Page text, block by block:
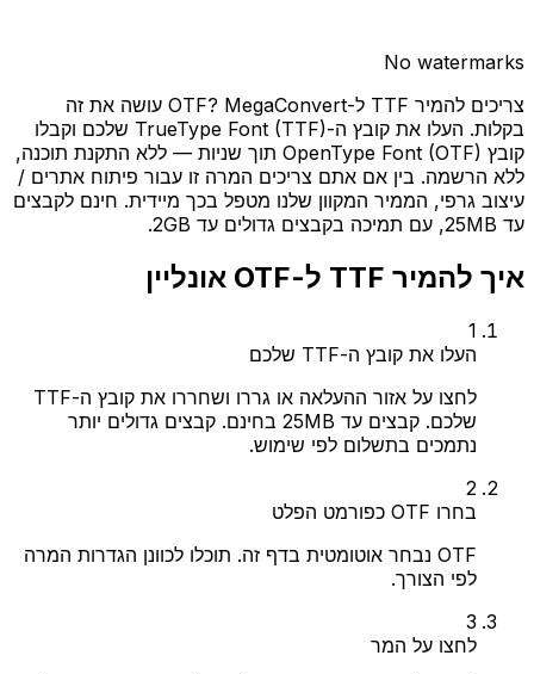
No watermarks
צריכים להמיר TTF ל-OTF? MegaConvert עושה את זה
בקלות. העלו את קובץ ה-TrueType Font (TTF) שלכם וקבלו
קובץ OpenType Font (OTF) תוך שניות — ללא התקנת תוכנה,
ללא הרשמה. בין אם אתם צריכים המרה זו עבור פיתוח אתרים /
עיצוב גרפי, הממיר המקוון שלנו מטפל בכך מיידית. חינם לקבצים
עד 25MB, עם תמיכה בקבצים גדולים עד 2GB.
איך להמיר TTF ל-OTF אונליין
1
העלו את קובץ ה-TTF שלכם
לחצו על אזור ההעלאה או גררו ושחררו את קובץ ה-TTF
שלכם. קבצים עד 25MB בחינם. קבצים גדולים יותר
נתמכים בתשלום לפי שימוש.
2
בחרו OTF כפורמט הפלט
OTF נבחר אוטומטית בדף זה. תוכלו לכוונן הגדרות המרה
לפי הצורך.
3
לחצו על המר